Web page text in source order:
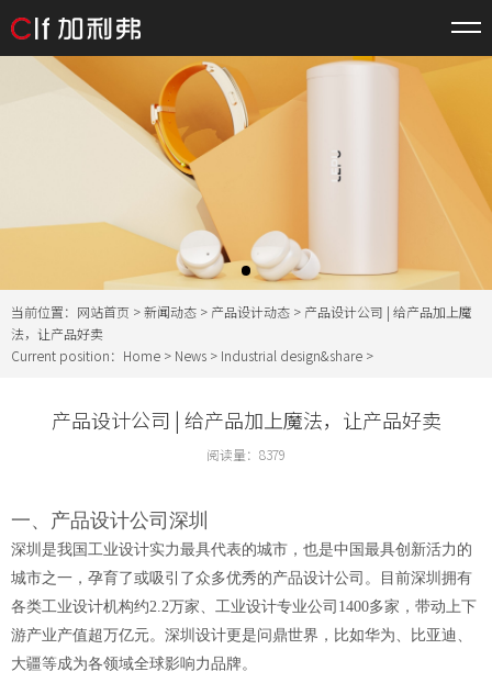
当前位置： 网站首页 >新闻动态 > 产品设计动态 > 产品设计公司 | 给产品加上魔
法，让产品好卖
Current position： Home > News > Industrial design&share >
产品设计公司 | 给产品加上魔法，让产品好卖
阅读量： 8379
一、产品设计公司深圳
深圳是我国工业设计实力最具代表的城市，也是中国最具创新活力的
城市之一，孕育了或吸引了众多优秀的产品设计公司。目前深圳拥有
各类工业设计机构约2.2万家、工业设计专业公司1400多家，带动上下
游产业产值超万亿元。深圳设计更是问鼎世界，比如华为、比亚迪、
大疆等成为各领域全球影响力品牌。